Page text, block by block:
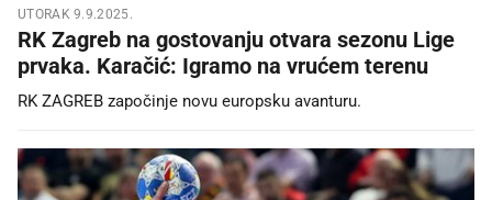
UTORAK 9.9.2025.
RK Zagreb na gostovanju otvara sezonu Lige
prvaka. Karačić: Igramo na vrućem terenu
RK ZAGREB započinje novu europsku avanturu.